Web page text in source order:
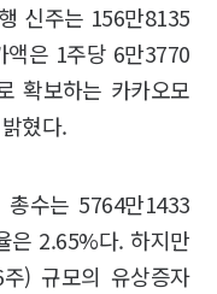
신주는 156만8135
은 1주당 6만3770
확보하는 카카오모
혔다.
총수는 5764만1433
은 2.65%다. 하지만
) 규모의 유상증자